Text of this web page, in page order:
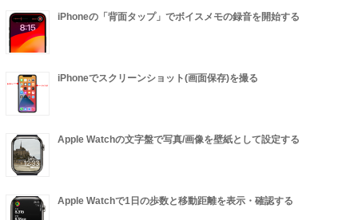
iPhoneの「背面タップ」でボイスメモの録音を開始する
iPhoneでスクリーンショット(画面保存)を撮る
Apple Watchの文字盤で写真/画像を壁紙として設定する
Apple Watchで1日の歩数と移動距離を表示・確認する